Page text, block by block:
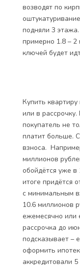
возводят по
подняли 3
примерно 1.8 – 2
ключей будет
Купить
или в рассрочку.
покупатель не
платит больше.